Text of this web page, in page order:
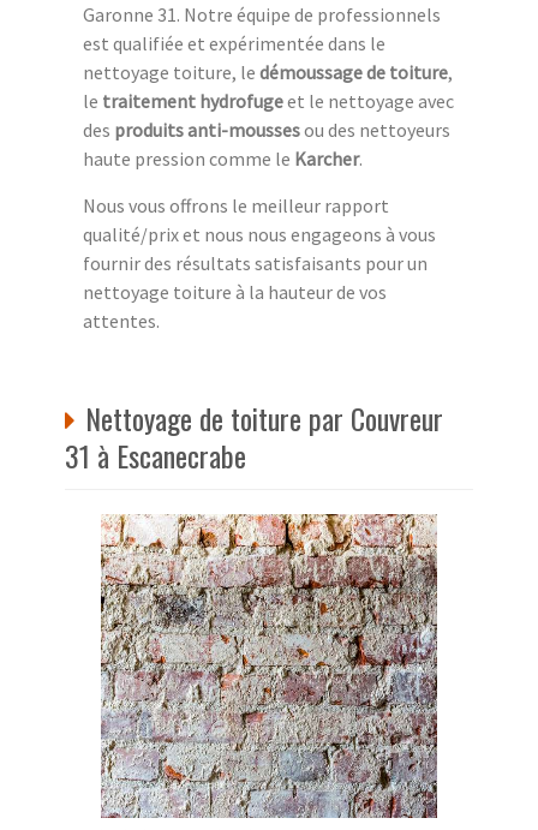
Garonne 31. Notre équipe de professionnels
est qualifiée et expérimentée dans le
nettoyage toiture, le démoussage de toiture,
le traitement hydrofugeet le nettoyage avec
des produits anti-moussesou des nettoyeurs
haute pression comme le Karcher.
Nous vous offrons le meilleur rapport
qualité/prix et nous nous engageons à vous
fournir des résultats satisfaisants pour un
nettoyage toiture à la hauteur de vos
attentes.
Nettoyage de toiture par Couvreur
31 à Escanecrabe